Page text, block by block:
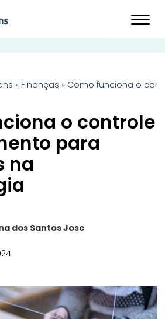
» Finanças » Como funciona o
o controle
para
na
dos Santos Jose